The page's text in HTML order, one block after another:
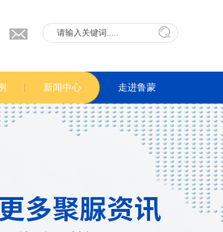
新闻中心 走进鲁蒙